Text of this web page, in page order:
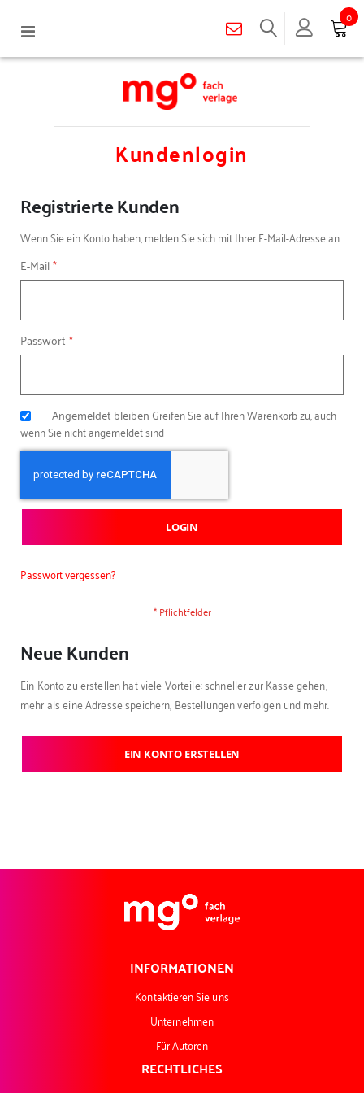
Navigation
0
Kundenlogin
Registrierte Kunden
Wenn Sie ein Konto haben, melden Sie sich mit Ihrer E-Mail-Adresse an.
E-Mail
Passwort
Angemeldet bleiben Greifen Sie auf Ihren Warenkorb zu, auch
wenn Sie nicht angemeldet sind
LOGIN
Passwort vergessen?
Neue Kunden
Ein Konto zu erstellen hat viele Vorteile: schneller zur Kasse gehen,
mehr als eine Adresse speichern, Bestellungen verfolgen und mehr.
EIN KONTO ERSTELLEN
INFORMATIONEN
Kontaktieren Sie uns
Unternehmen
Für Autoren
RECHTLICHES